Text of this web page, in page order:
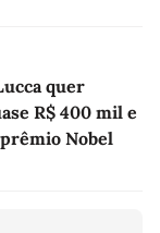
quer
R$ 400 mil e
Nobel